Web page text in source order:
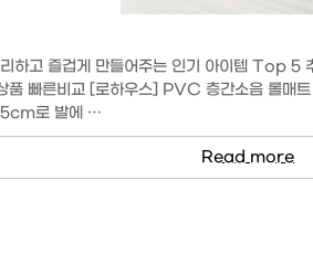
하고 즐겁게 만들어주는 인기 아이템 Top 5
품 빠른비교 [로하우스] PVC 층간소음 롤
로 발에 …
Read more